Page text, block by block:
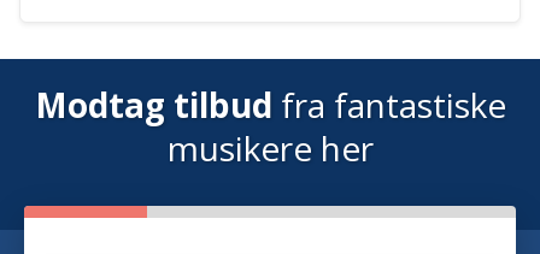
Modtag tilbud fra fantastiske
musikere her